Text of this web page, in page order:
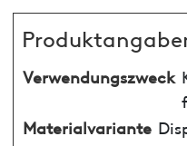
Verwendungszweck
Materialvariante